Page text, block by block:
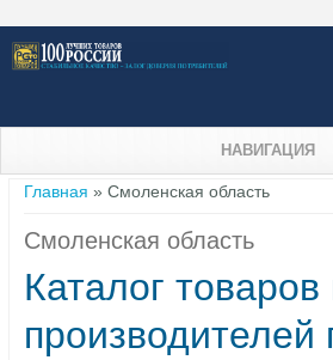
НАВИГАЦИЯ
Вы здесь
Главная » Смоленская область
Смоленская область
Каталог товаров
производителей